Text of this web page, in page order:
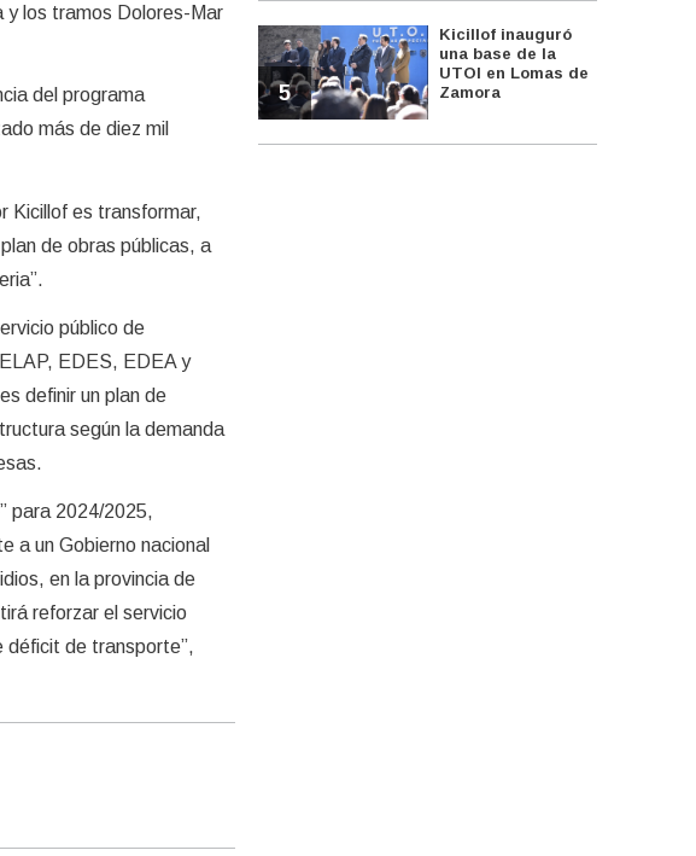
y los tramos Dolores-Mar
del programa
más de diez mil
Kicillof es transformar,
de obras públicas, a
público de
EDES, EDEA y
definir un plan de
según la demanda
para 2024/2025,
a un Gobierno nacional
en la provincia de
reforzar el servicio
déficit de transporte”,
5
Kicillof inauguró
una base de la
UTOI en Lomas de
Zamora